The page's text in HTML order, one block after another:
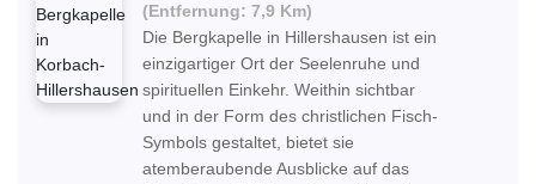
(Entfernung: 7,9 Km)
Die Bergkapelle in Hillershausen ist ein
einzigartiger Ort der Seelenruhe und
spirituellen Einkehr. Weithin sichtbar
und in der Form des christlichen Fisch-
Symbols gestaltet, bietet sie
atemberaubende Ausblicke auf das